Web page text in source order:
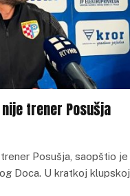
trener Posušja
Posušja, saopštio je
Doca. U kratkoj klupskoj